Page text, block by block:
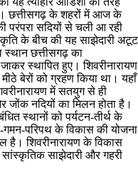
छत्तीसगढ़ के शहरों में आज के
परंपरा सदियों से चली आ रही
के बीच की यह साझेदारी अटूट
स्थान छत्तीसगढ़ का
स्थापित हुए। शिवरीनारायण
बेरों को ग्रहण किया था। यहाँ
में सतयुग से ही
जोंक नदियों का मिलन होता है।
स्थानों को पर्यटन-तीर्थ के
परिपथ के विकास की योजना
है। शिवरीनारायण के विकास
साझेदारी और गहरी